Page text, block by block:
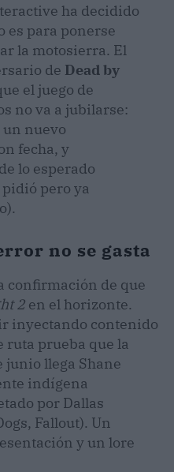
ha decidido
es para ponerse
la motosierra. El
de Dead by
el juego de
no va a jubilarse:
nuevo
fecha, y
lo esperado
pero ya
no se gasta
confirmación de que
2 en el horizonte.
inyectando contenido
ruta prueba que la
junio llega Shane
indígena
por Dallas
Fallout). Un
y un lore